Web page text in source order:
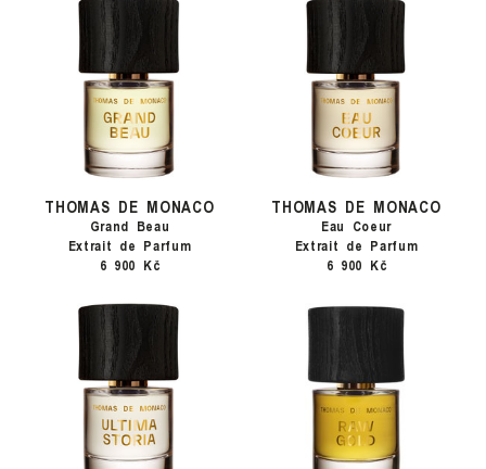
THOMAS DE MONACO
Grand Beau
Extrait de Parfum
6 900 Kč
THOMAS DE MONACO
Eau Coeur
Extrait de Parfum
6 900 Kč